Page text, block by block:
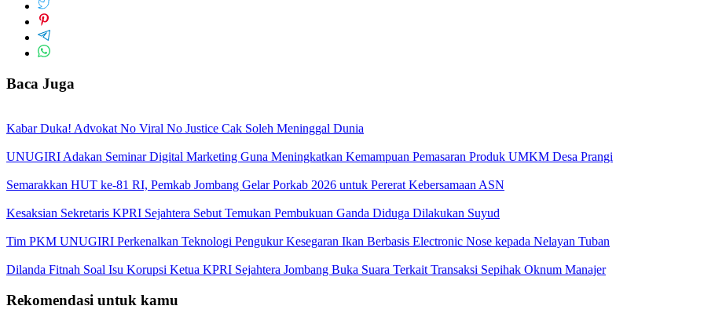
Baca Juga
Kabar Duka! Advokat No Viral No Justice Cak Soleh Meninggal Dunia
UNUGIRI Adakan Seminar Digital Marketing Guna Meningkatkan Kemampuan Pemasaran Produk UMKM Desa Prangi
Semarakkan HUT ke-81 RI, Pemkab Jombang Gelar Porkab 2026 untuk Pererat Kebersamaan ASN
Kesaksian Sekretaris KPRI Sejahtera Sebut Temukan Pembukuan Ganda Diduga Dilakukan Suyud
Tim PKM UNUGIRI Perkenalkan Teknologi Pengukur Kesegaran Ikan Berbasis Electronic Nose kepada Nelayan Tuban
Dilanda Fitnah Soal Isu Korupsi Ketua KPRI Sejahtera Jombang Buka Suara Terkait Transaksi Sepihak Oknum Manajer
Rekomendasi untuk kamu